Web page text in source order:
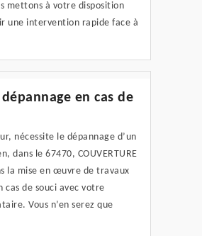
mettons à votre disposition
une intervention rapide face à
en cas de
nécessite le dépannage d’un
dans le 67470, COUVERTURE
la mise en œuvre de travaux
cas de souci avec votre
Vous n’en serez que